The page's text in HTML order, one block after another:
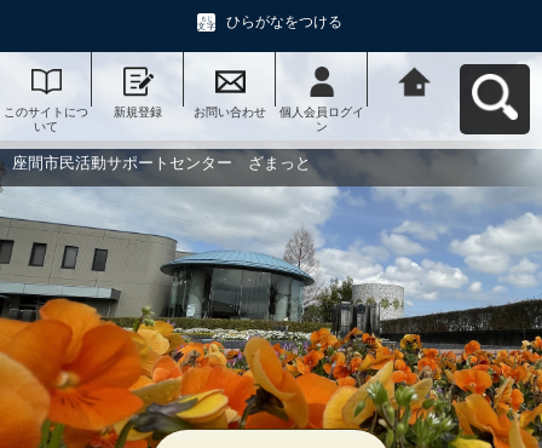
ひらがなをつける
このサイトにつ
いて
新規登録 お問い合わせ
個人会員ログイ
ン
ー ざまっとへ
座間市民活動サポートセンター ざまっと